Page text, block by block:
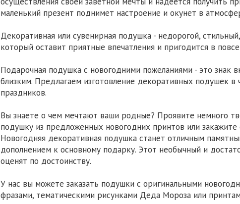
маленький презент поднимет настроение и окунет в
Декоративная или сувенирная подушка - недорогой,
который оставит приятные впечатления и пригодится в
Подарочная подушка с новогодними пожеланиями - это знак
близким. Предлагаем изготовление декоративных подушек
праздников.
Вы знаете о чем мечтают ваши родные? Проявите немного
подушку из предложенных новогодних принтов или
Новогодняя декоративная подушка станет отличным
дополнением к основному подарку. Этот необычный и
оценят по достоинству.
У нас вы можете заказать подушки с оригинальными
фразами, тематическими рисунками Деда Мороза или